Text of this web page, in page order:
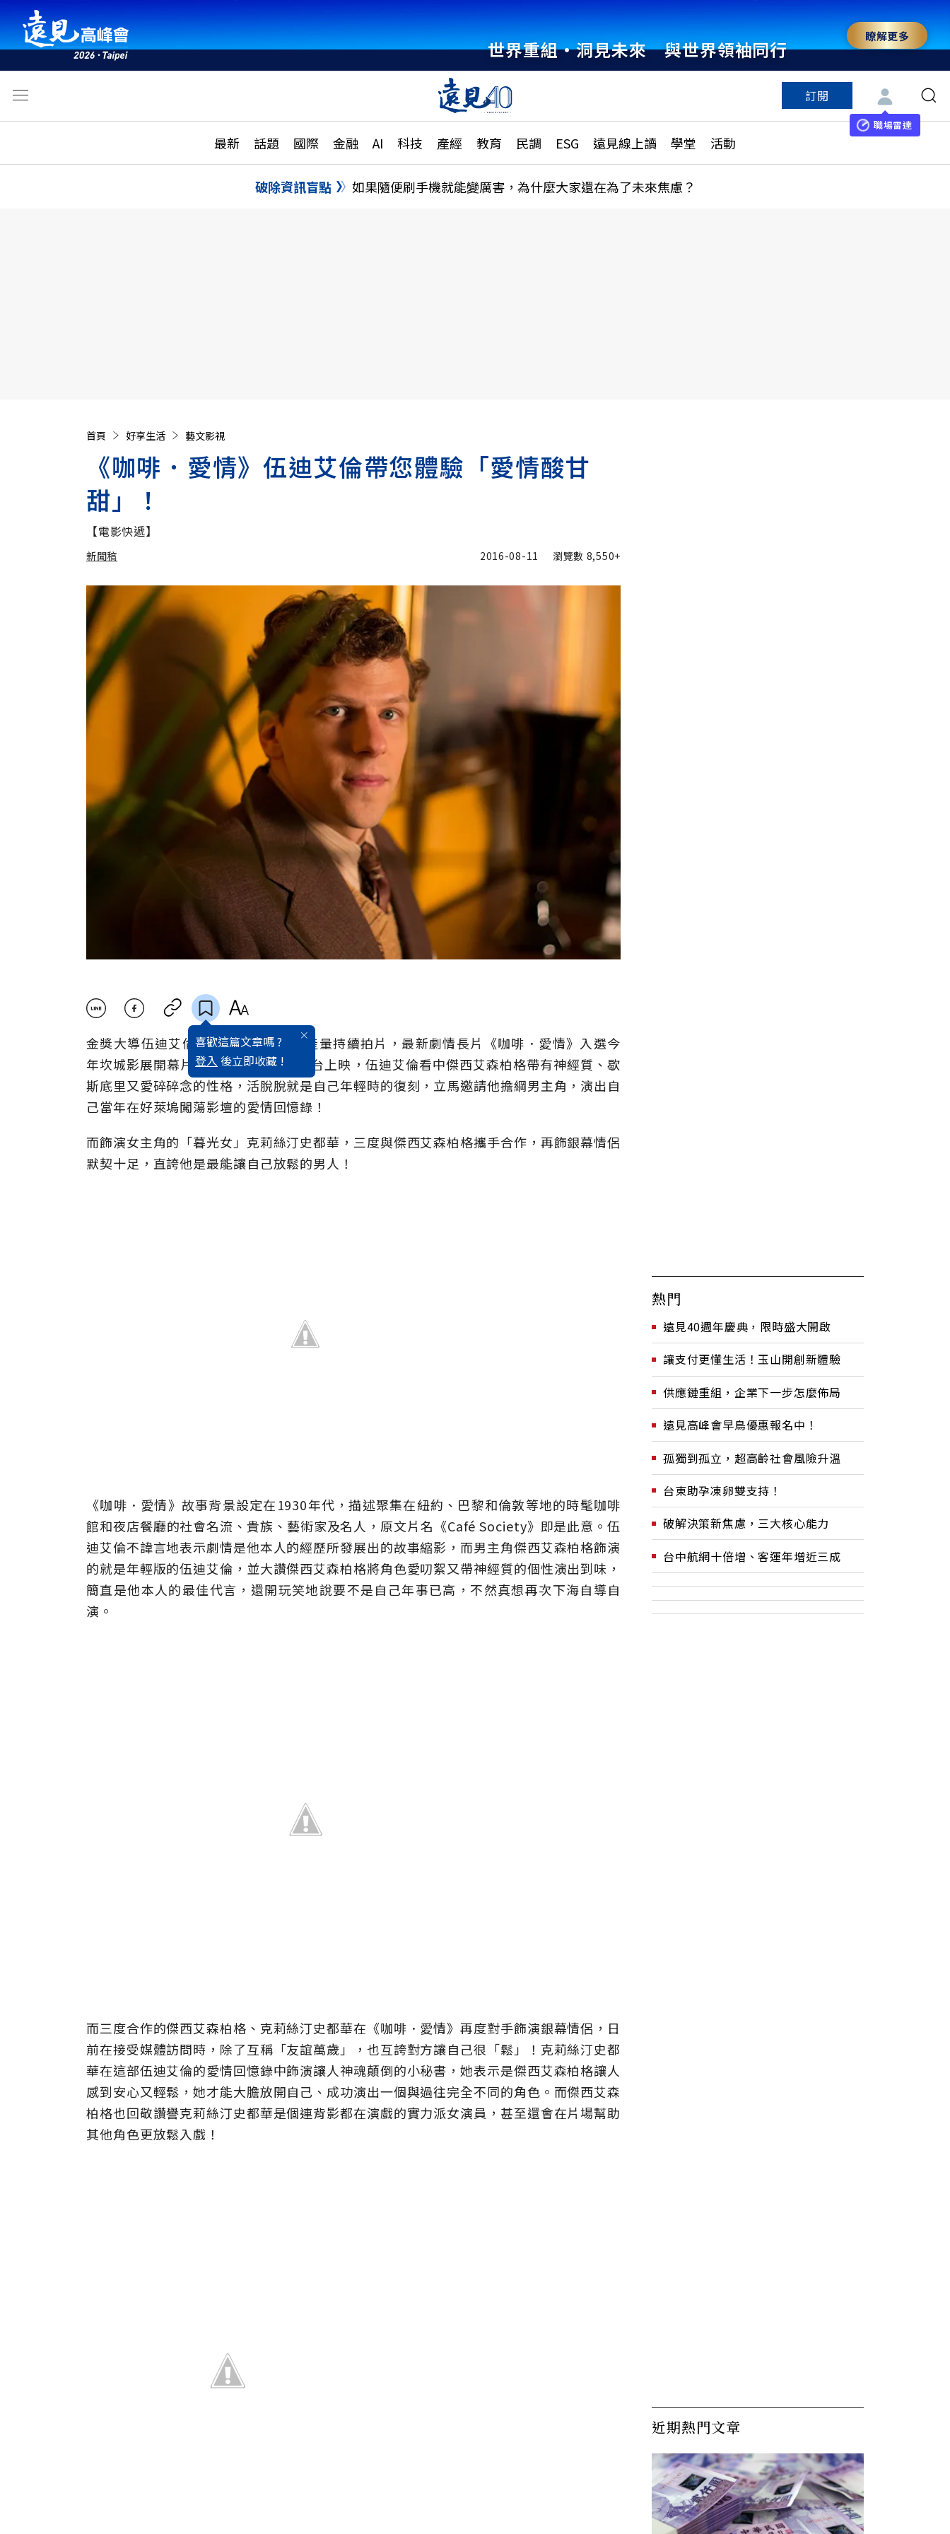
世界重組・洞見未來 與世界領袖同行
瞭解更多
訂閱
職場雷達
最新 話題 國際 金融 AI 科技 產經 教育 民調 ESG 遠見線上讀 學堂 活動
活動
話題
國際
特輯
大學升學、職涯攻略
縣市施政調查全解析
更多訂閱方案
特色頻道
破除資訊盲點 如果隨便刷手機就能變厲害，為什麼大家還在為了未來焦慮？
首頁 好享生活 藝文影視
《咖啡．愛情》伍迪艾倫帶您體驗「愛情酸甘
甜」！
【電影快遞】
新聞稿
新聞稿
2016-08-11 瀏覽數 8,550+
喜歡這篇文章嗎 ?
登入 後立即收藏 !
金獎大導伍迪艾倫以一年一部的穩定產量持續拍片，最新劇情長片《咖啡 ． 愛情》入選今
年坎城影展開幕片，即將於8月26日在台上映，伍迪艾倫看中傑西艾森柏格帶有神經質、歇
斯底里又愛碎碎念的性格，活脫脫就是自己年輕時的復刻，立馬邀請他擔綱男主角，演出自
己當年在好萊塢闖蕩影壇的愛情回憶錄！
而飾演女主角的「暮光女」克莉絲汀史都華，三度與傑西艾森柏格攜手合作，再飾銀幕情侶
默契十足，直誇他是最能讓自己放鬆的男人！
《咖啡．愛情》故事背景設定在1930年代，描述聚集在紐約、巴黎和倫敦等地的時髦咖啡
館和夜店餐廳的社會名流、貴族、藝術家及名人，原文片名《Café Society》即是此意。伍
迪艾倫不諱言地表示劇情是他本人的經歷所發展出的故事縮影，而男主角傑西艾森柏格飾演
的就是年輕版的伍迪艾倫，並大讚傑西艾森柏格將角色愛叨絮又帶神經質的個性演出到味，
簡直是他本人的最佳代言，還開玩笑地說要不是自己年事已高，不然真想再次下海自導自
演。
而三度合作的傑西艾森柏格、克莉絲汀史都華在《咖啡．愛情》再度對手飾演銀幕情侶，日
前在接受媒體訪問時，除了互稱「友誼萬歲」，也互誇對方讓自己很「鬆」！克莉絲汀史都
華在這部伍迪艾倫的愛情回憶錄中飾演讓人神魂顛倒的小秘書，她表示是傑西艾森柏格讓人
感到安心又輕鬆，她才能大膽放開自己、成功演出一個與過往完全不同的角色。而傑西艾森
柏格也回敬讚譽克莉絲汀史都華是個連背影都在演戲的實力派女演員，甚至還會在片場幫助
其他角色更放鬆入戲！
熱門
遠見40週年慶典，限時盛大開啟
讓支付更懂生活！玉山開創新體驗
供應鏈重組，企業下一步怎麼佈局
遠見高峰會早鳥優惠報名中！
孤獨到孤立，超高齡社會風險升溫
台東助孕凍卵雙支持！
破解決策新焦慮，三大核心能力
台中航網十倍增、客運年增近三成
近期熱門文章